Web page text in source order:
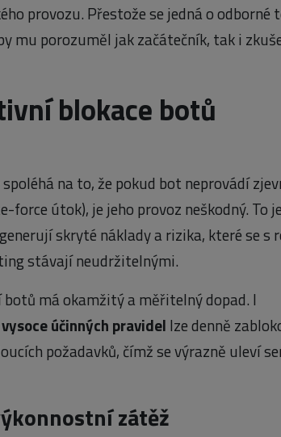
provozu. Přestože se jedná o odborné
mu porozuměl jak začátečník, tak i
blokace botů
na to, že pokud bot neprovádí
útok), je jeho provoz neškodný. To je
skryté náklady a rizika, které se s
stávají neudržitelnými.
má okamžitý a měřitelný dopad. I
účinných pravidel lze denně
požadavků, čímž se výrazně uleví
zátěž